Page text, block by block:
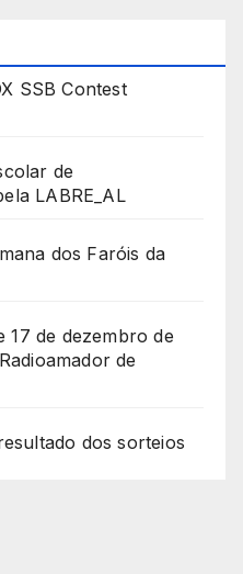
SSB Contest
de
LABRE_AL
dos Faróis da
17 de dezembro de
de
dos sorteios